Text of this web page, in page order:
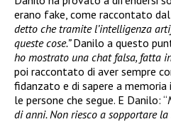
erano fake, come raccontato
detto che tramite l’intelligenza
queste cose.”Danilo a questo
ho mostrato una chat falsa, fatta
poi raccontato di aver sempre
fidanzato e di sapere a
le persone che segue. E Danilo: “
di anni. Non riesco a sopportare la